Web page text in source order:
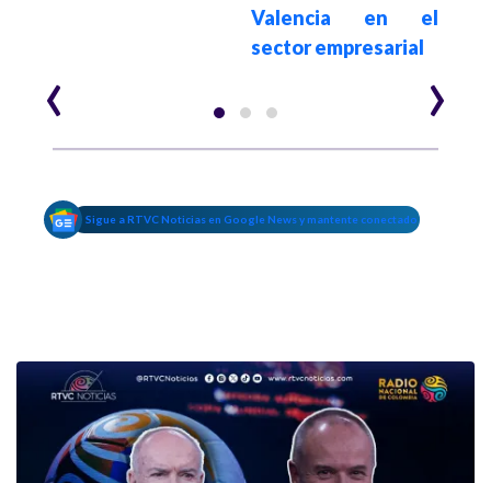
Valencia en el
sector empresarial
‹ ›
Sigue a RTVC Noticias en Google News y mantente conectado